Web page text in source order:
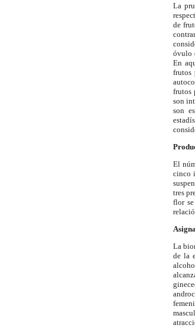
La
de
óvulo
En
frutos
frutos
son
son
El
cinco
tres
flor
La
de la